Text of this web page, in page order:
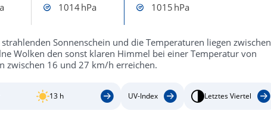
1014 hPa 1015 hPa
Sonnenschein und die Temperaturen liegen zwischen
Wolken den sonst klaren Himmel bei einer Temperatur von
zwischen 16 und 27 km/h erreichen.
13 h UV-Index Letztes Viertel